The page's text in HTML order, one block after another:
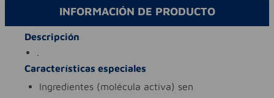
INFORMACIÓN DE PRODUCTO
Descripción
.
Características especiales
ingredientes (molécula activa) sen